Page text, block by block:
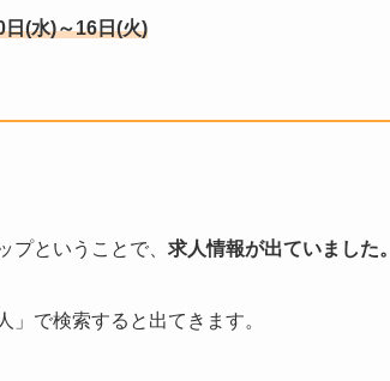
(水)～16日(火)
プということで、 求人情報が出ていました。
」で検索すると出てきます。